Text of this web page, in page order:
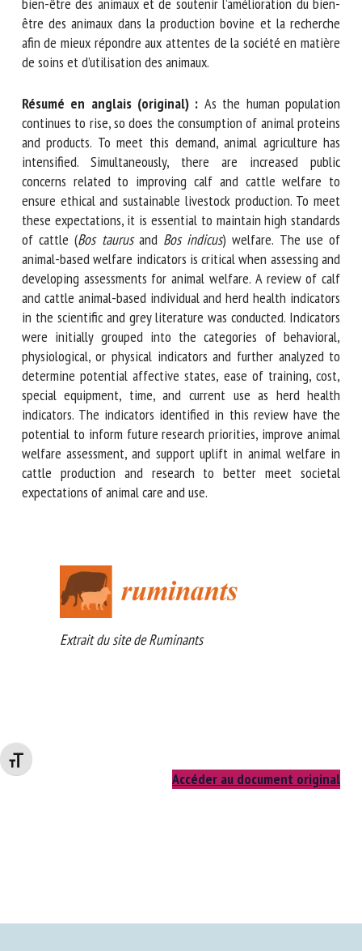
Changer la taille de la police
d’améliorer l’évaluation du bien-être des animaux et de
soutenir l’amélioration du bien-être des animaux dans la
production bovine et la recherche afin de mieux répondre
d’utilisation des animaux.
Résumé en anglais (original) :As the human population
continues to rise, so does the consumption of animal
proteins and products. To meet this demand, animal
agriculture has intensified. Simultaneously, there are
increased public concerns related to improving calf and
cattle welfare to ensure ethical and sustainable livestock
production. To meet these expectations, it is essential to
maintain high standards of cattle (Bos taurusandBos
indicus) welfare. The use of animal-based welfare
indicators is critical when assessing and developing
assessments for animal welfare. A review of calf and cattle
animal-based individual and herd health indicators in the
scientific and grey literature was conducted. Indicators were
initially grouped into the categories of behavioral,
physiological, or physical indicators and further analyzed to
determine potential affective states, ease of training, cost,
special equipment, time, and current use as herd health
indicators. The indicators identified in this review have the
potential to inform future research priorities, improve